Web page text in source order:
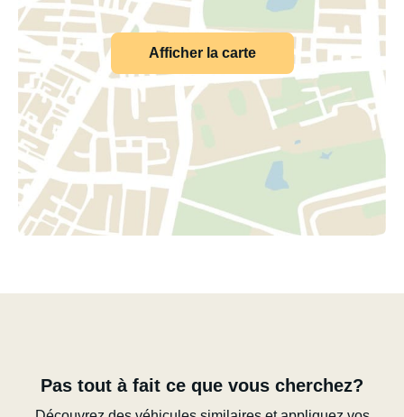
Afficher la carte
Pas tout à fait ce que vous cherchez?